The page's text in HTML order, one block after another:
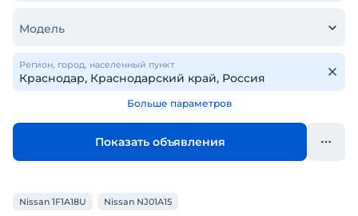
Модель
Регион, город, населенный пункт
Больше параметров
Показать объявления
Nissan 1F1A18U Nissan NJ01A15